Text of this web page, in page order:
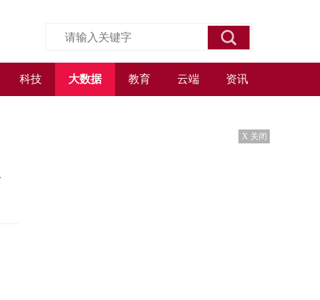
科技 大数据 教育 云端 资讯
X 关闭